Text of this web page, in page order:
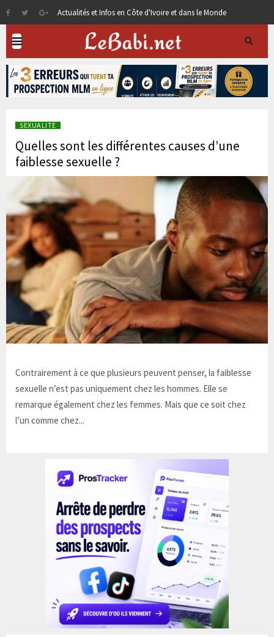
Actualités et Infos en Côte d'Ivoire et dans le Monde
SEXUALITE
Quelles sont les différentes causes d’une
faiblesse sexuelle ?
Contrairement à ce que plusieurs peuvent penser, la faiblesse
sexuelle n’est pas uniquement chez les hommes. Elle se
remarque également chez les femmes. Mais que ce soit chez
l’un comme chez...